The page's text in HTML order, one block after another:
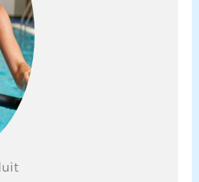
vendu séparément.
Les sangles réglables
vous permettent de
personnaliser
l'ajustement à votre
forme unique. Un
drapé doux
votre abdomen. Taille